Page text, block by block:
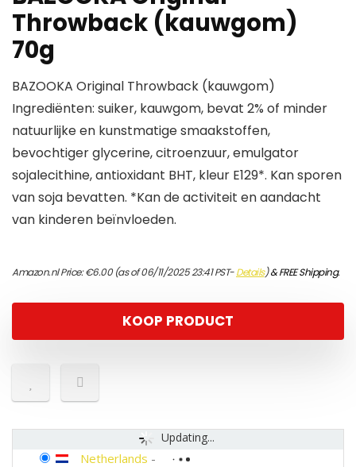
Throwback (kauwgom)
70g
BAZOOKA Original Throwback (kauwgom)
Ingrediënten: suiker, kauwgom, bevat 2% of minder
natuurlijke en kunstmatige smaakstoffen,
bevochtiger glycerine, citroenzuur, emulgator
sojalecithine, antioxidant BHT, kleur E129*. Kan sporen
van soja bevatten. *Kan de activiteit en aandacht
van kinderen beïnvloeden.
Amazon.nl Price:€6.00(as of 06/11/2025 23:41 PST-Details)&FREE Shipping.
KOOP PRODUCT
Updating...
Netherlands -